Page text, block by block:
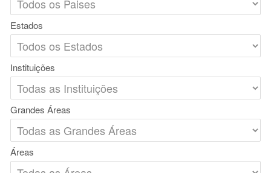
Estados
Instituições
Grandes Áreas
Áreas